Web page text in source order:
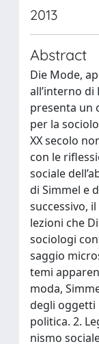
2013
Abstract
Die Mode,
all’interno di
presenta un
per la
XX secolo
con le
sociale
di Simmel e
successivo,
lezioni che
sociologi
saggio
temi
moda,
degli oggetti
politica. 2.
nismo